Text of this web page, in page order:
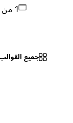
جميع القوالب